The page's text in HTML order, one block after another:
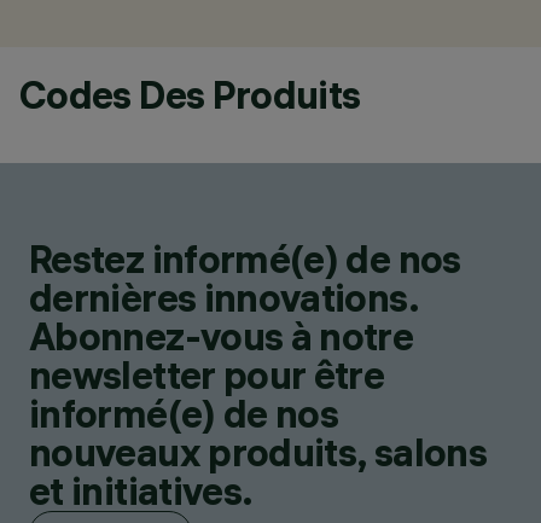
Codes Des Produits
Restez informé(e) de nos
dernières innovations.
Abonnez-vous à notre
newsletter pour être
informé(e) de nos
nouveaux produits, salons
et initiatives.